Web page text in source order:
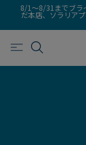
8/1～8/31までブラ
だ本店、ソラリア